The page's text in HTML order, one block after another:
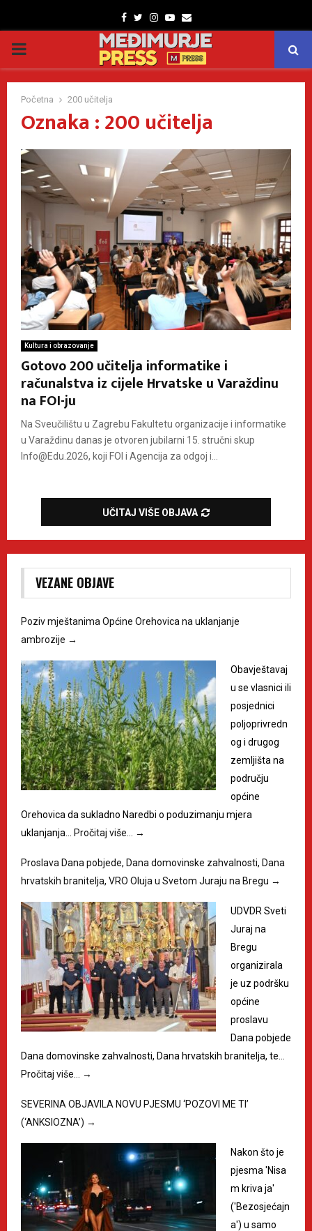
Facebook
TwitterInstagram
Youtube
Email
PRIMARY
MENU
Početna 200 učitelja
Oznaka : 200 učitelja
Kultura i obrazovanje
Gotovo 200 učitelja informatike i
računalstva iz cijele Hrvatske u Varaždinu
na FOI-ju
Na Sveučilištu u Zagrebu Fakultetu organizacije i informatike
u Varaždinu danas je otvoren jubilarni 15. stručni skup
Info@Edu.2026, koji FOI i Agencija za odgoj i...
UČITAJ VIŠE OBJAVA
VEZANE OBJAVE
Poziv mještanima Općine Orehovica na uklanjanje
ambrozije →
Obavještavaj
u se vlasnici ili
posjednici
poljoprivredn
og i drugog
zemljišta na
području
općine
Orehovica da sukladno Naredbi o poduzimanju mjera
uklanjanja…
Pročitaj više… →
Proslava Dana pobjede, Dana domovinske zahvalnosti, Dana
hrvatskih branitelja, VRO Oluja u Svetom Juraju na Bregu →
UDVDR Sveti
Juraj na
Bregu
organizirala
je uz podršku
općine
proslavu
Dana pobjede
Dana domovinske zahvalnosti, Dana hrvatskih branitelja, te…
Pročitaj više…
→
SEVERINA OBJAVILA NOVU PJESMU ‘POZOVI ME TI’
(‘ANKSIOZNA’) →
Nakon što je
pjesma 'Nisa
m kriva ja'
('Bezosjećajn
a') u samo